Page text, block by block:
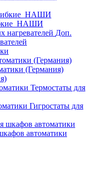
Доп.
(Германия)
Термостаты для
Гигростаты для
автоматики